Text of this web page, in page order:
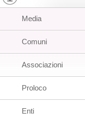
Media
Comuni
Associazioni
Proloco
Enti